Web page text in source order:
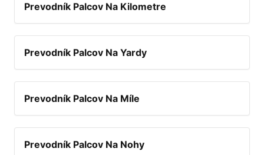
Prevodník Palcov Na Kilometre
Prevodník Palcov Na Yardy
Prevodník Palcov Na Míle
Prevodník Palcov Na Nohy